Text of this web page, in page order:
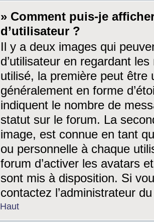
» Comment puis-je
d’utilisateur ?
Il y a deux images qui
d’utilisateur en regardant
utilisé, la première peut être
généralement en forme
indiquent le nombre de
statut sur le forum. La
image, est connue en tant
ou personnelle à chaque
forum d’activer les avatars
sont mis à disposition. Si
contactez l’administrateur
Haut